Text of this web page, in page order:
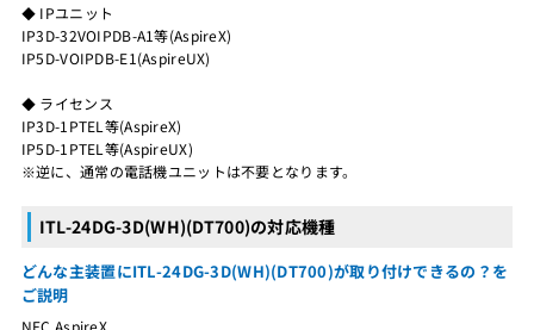
◆ IPユニット
IP3D-32VOIPDB-A1等(AspireX)
IP5D-VOIPDB-E1(AspireUX)
◆ ライセンス
IP3D-1PTEL等(AspireX)
IP5D-1PTEL等(AspireUX)
※逆に、通常の電話機ユニットは不要となります。
ITL-24DG-3D(WH)(DT700)の対応機種
どんな主装置にITL-24DG-3D(WH)(DT700)が取り付けできるの？を
ご説明
NEC AspireX